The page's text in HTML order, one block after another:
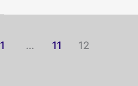
1 … 11 12